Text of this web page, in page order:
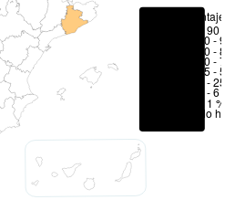
Porcentajes
> 90 %
80 -
70 -
50 -
25 -
6 - 25
1 - 6 %
< 1 %
No hay